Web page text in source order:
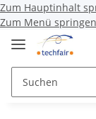
Zum Hauptinhalt
Zum Menü springen